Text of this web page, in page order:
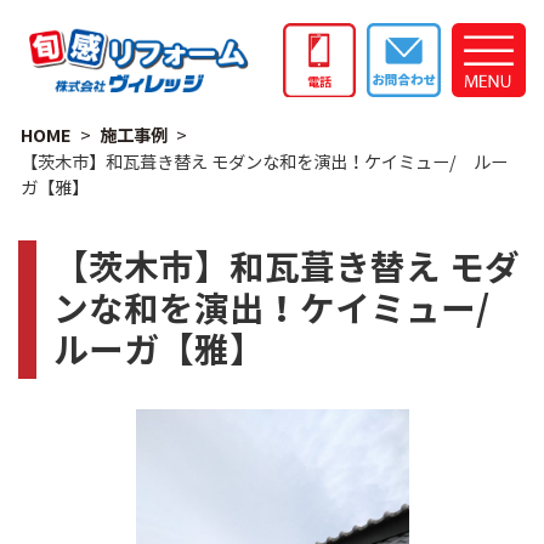
HOME
施工事例
【茨木市】和瓦葺き替え モダンな和を演出！ケイミュー/ ルー
ガ【雅】
【茨木市】和瓦葺き替え モダ
ンな和を演出！ケイミュー/
ルーガ【雅】